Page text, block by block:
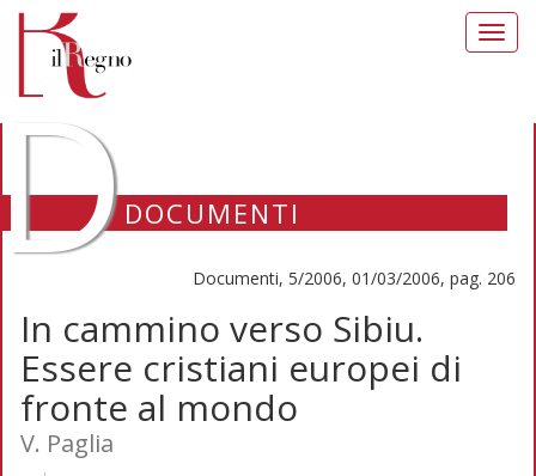
DOCUMENTI
Documenti, 5/2006, 01/03/2006, pag. 206
In cammino verso Sibiu.
Essere cristiani europei di
fronte al mondo
V. Paglia